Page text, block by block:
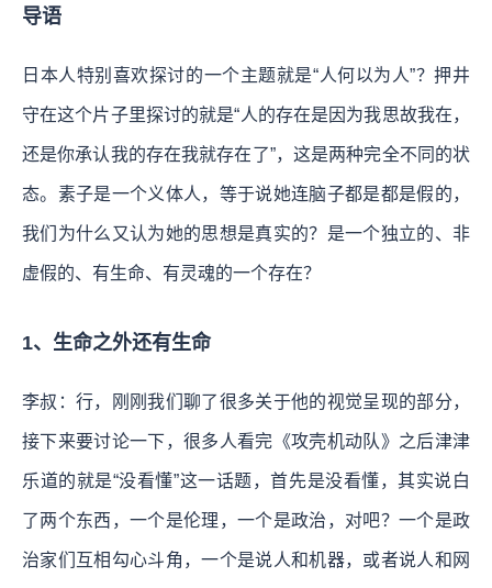
导语
日本人特别喜欢探讨的一个主题就是“人何以为人”？押井
守在这个片子里探讨的就是“人的存在是因为我思故我在，
还是你承认我的存在我就存在了”，这是两种完全不同的状
态。素子是一个义体人，等于说她连脑子都是都是假的，
我们为什么又认为她的思想是真实的？是一个独立的、非
虚假的、有生命、有灵魂的一个存在？
1、生命之外还有生命
李叔：行，刚刚我们聊了很多关于他的视觉呈现的部分，
接下来要讨论一下，很多人看完《攻壳机动队》之后津津
乐道的就是“没看懂”这一话题，首先是没看懂，其实说白
了两个东西，一个是伦理，一个是政治，对吧？一个是政
治家们互相勾心斗角，一个是说人和机器，或者说人和网